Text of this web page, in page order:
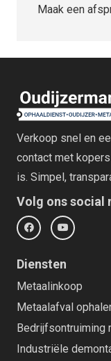
Maak een
Verkoop snel en
contact met
is. Simpel,
Volg ons social
Diensten
Metaalinkoop
Metaalafval
Bedrijfsontruiming
Industriële